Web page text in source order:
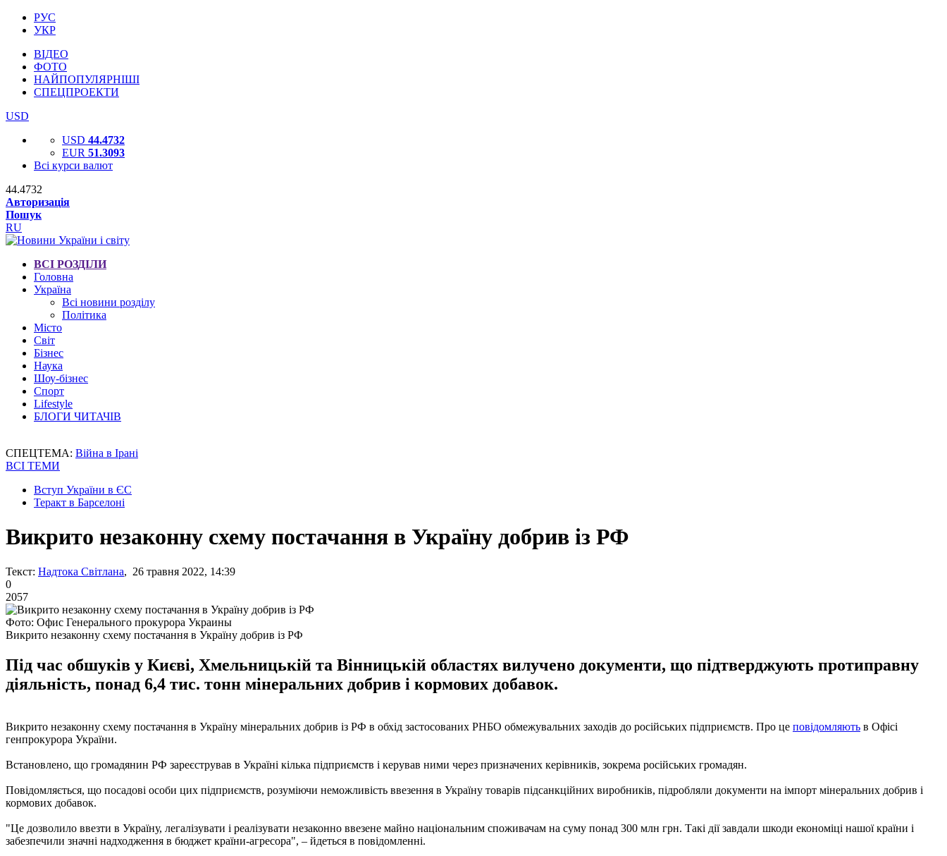
РУС
УКР
ВІДЕО
ФОТО
НАЙПОПУЛЯРНІШІ
СПЕЦПРОЕКТИ
USD
USD 44.4732
EUR 51.3093
Всі курси валют
44.4732
Авторизація
Пошук
RU
ВСІ РОЗДІЛИ
Головна
Україна
Всі новини розділу
Політика
Місто
Світ
Бізнес
Наука
Шоу-бізнес
Спорт
Lifestyle
БЛОГИ ЧИТАЧІВ
СПЕЦТЕМА: Війна в Ірані
ВСІ ТЕМИ
Вступ України в ЄС
Теракт в Барселоні
Викрито незаконну схему постачання в Україну добрив із РФ
Текст: Надтока Світлана, 26 травня 2022, 14:39
0
2057
Фото: Офис Генерального прокурора Украины
Викрито незаконну схему постачання в Україну добрив із РФ
Під час обшуків у Києві, Хмельницькій та Вінницькій областях вилучено документи, що підтверджують протиправну
діяльність, понад 6,4 тис. тонн мінеральних добрив і кормових добавок.
Викрито незаконну схему постачання в Україну мінеральних добрив із РФ в обхід застосованих РНБО обмежувальних заходів до російських підприємств. Про це повідомляють в Офісі
генпрокурора України.
Встановлено, що громадянин РФ зареєстрував в Україні кілька підприємств і керував ними через призначених керівників, зокрема російських громадян.
Повідомляється, що посадові особи цих підприємств, розуміючи неможливість ввезення в Україну товарів підсанкційних виробників, підробляли документи на імпорт мінеральних добрив і
кормових добавок.
"Це дозволило ввезти в Україну, легалізувати і реалізувати незаконно ввезене майно національним споживачам на суму понад 300 млн грн. Такі дії завдали шкоди економіці нашої країни і
забезпечили значні надходження в бюджет країни-агресора", – йдеться в повідомленні.